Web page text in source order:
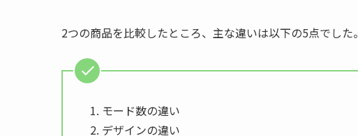
2つの商品を比較したところ、主な違いは以下の5点でした。
モード数の違い
デザインの違い